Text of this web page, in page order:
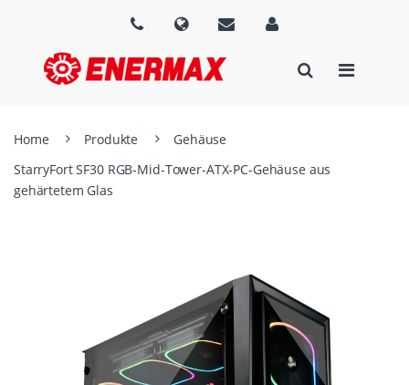
Home Produkte
Gehäuse
StarryFort SF30 RGB-Mid-Tower-ATX-PC-Gehäuse aus
gehärtetem Glas